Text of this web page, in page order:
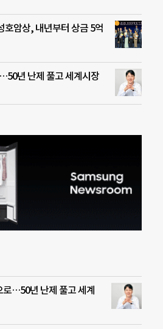
호암상, 내년부터 상금 5억
년 난제 풀고 세계시장
로…50년 난제 풀고 세계